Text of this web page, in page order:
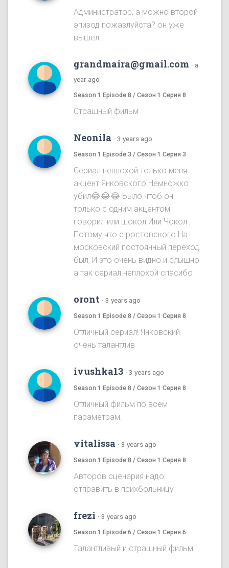
Администратор, а можно второй
эпизод пожазлуйста? он уже
вышел...
grandmaira@gmail.com · a
year ago
Season 1 Episode 8 / Сезон 1 Серия 8
Страшный фильм
Neonila · 3 years ago
Season 1 Episode 3 / Сезон 1 Серия 3
Сериал неплохой только меня
акцент Янковского Немножко
убил😂😂😂 Было чтоб он
только с одним акцентом
говорил или шокол Или Чокол ,
Потому что с ростовского На
московский постоянный переход
был, И это очень видно и слышно
а так сериал неплохой спасибо
oront · 3 years ago
Season 1 Episode 8 / Сезон 1 Серия 8
Отличный сериал! Янковский
очень талантлив
ivushka13 · 3 years ago
Season 1 Episode 8 / Сезон 1 Серия 8
Отличный фильм по всем
параметрам.
vitalissa · 3 years ago
Season 1 Episode 8 / Сезон 1 Серия 8
Авторов сценария надо
отправить в психбольницу
frezi · 3 years ago
Season 1 Episode 6 / Сезон 1 Серия 6
Талантливый и страшный фильм.